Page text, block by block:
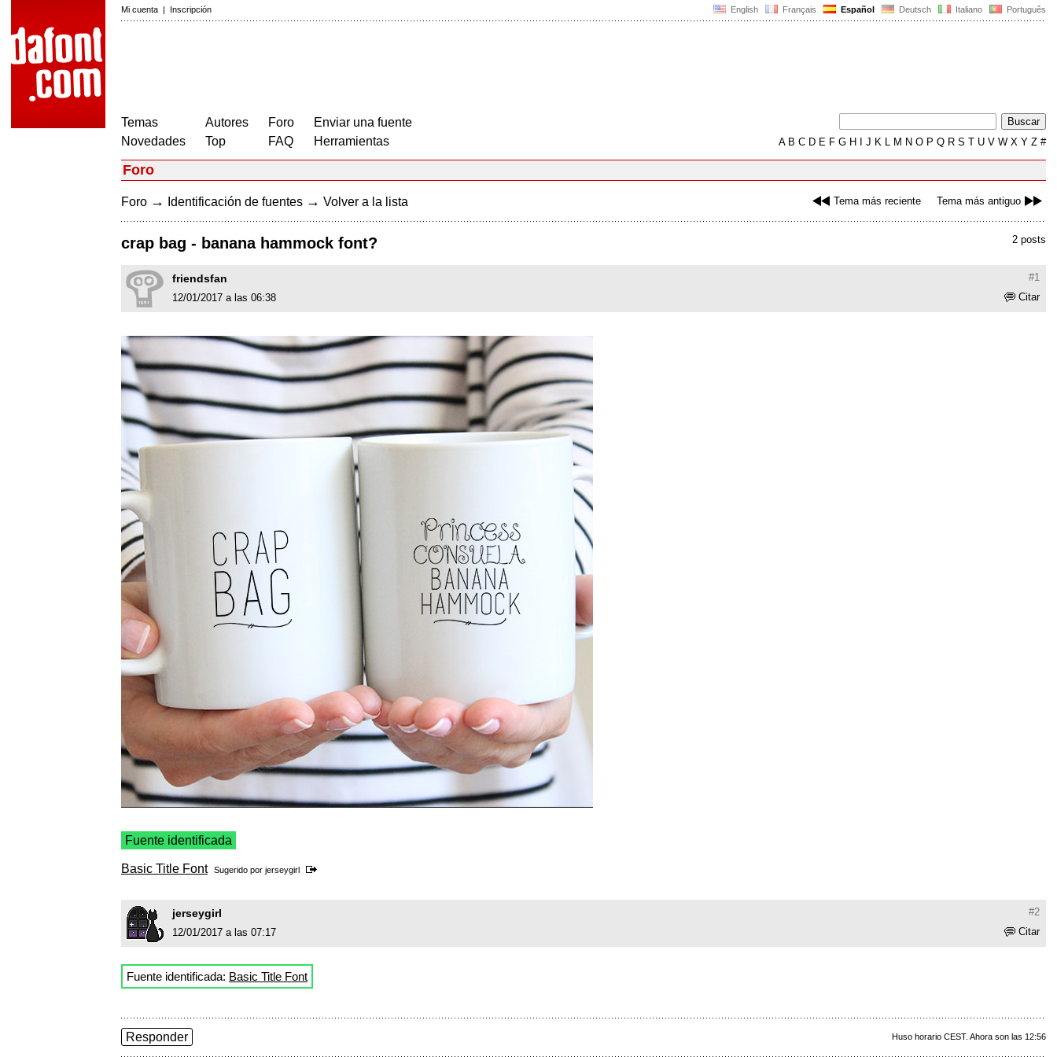
English Français Español Deutsch Italiano Português
Mi cuenta | Inscripción
Temas
Novedades
Autores
Top
Foro
FAQ
Enviar una fuente
Herramientas
AB C D E F G H J K L M N O P Q R S T U V W X Y Z #
Foro
Tema más reciente Tema más antiguo
Foro → Identificación de fuentes → Volver a la lista
2 posts
crap bag - banana hammock font?
#1
friendsfan
Citar
12/01/2017 a las 06:38
Fuente identificada
Basic Title Font Sugerido por jerseygirl
#2
jerseygirl
Citar
12/01/2017 a las 07:17
Fuente identificada: Basic Title Font
Huso horario CEST. Ahora son las 12:56
Responder